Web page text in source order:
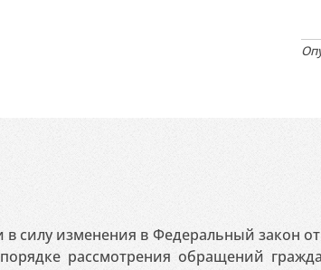
в силу изменения в Федеральный закон
рассмотрения обращений